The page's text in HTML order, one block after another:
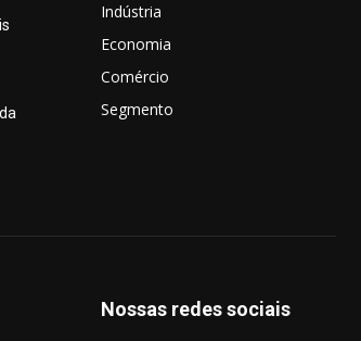
Indústria
Economia
Comércio
Segmento
Nossas redes sociais